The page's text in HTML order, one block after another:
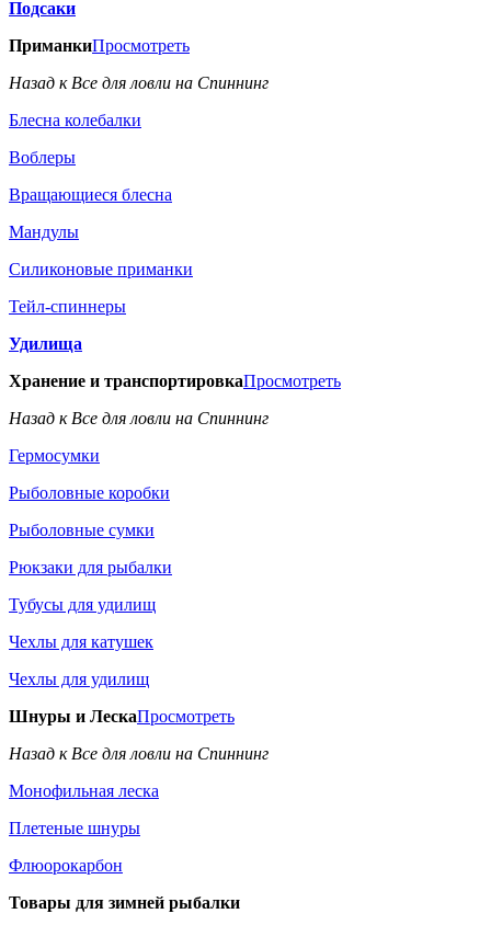
Подсаки
ПриманкиПросмотреть
Назад к Все для ловли на Спиннинг
Блесна колебалки
Воблеры
Вращающиеся блесна
Мандулы
Силиконовые приманки
Тейл-спиннеры
Удилища
Хранение и транспортировкаПросмотреть
Назад к Все для ловли на Спиннинг
Гермосумки
Рыболовные коробки
Рыболовные сумки
Рюкзаки для рыбалки
Тубусы для удилищ
Чехлы для катушек
Чехлы для удилищ
Шнуры и ЛескаПросмотреть
Назад к Все для ловли на Спиннинг
Монофильная леска
Плетеные шнуры
Флюорокарбон
Товары для зимней рыбалки